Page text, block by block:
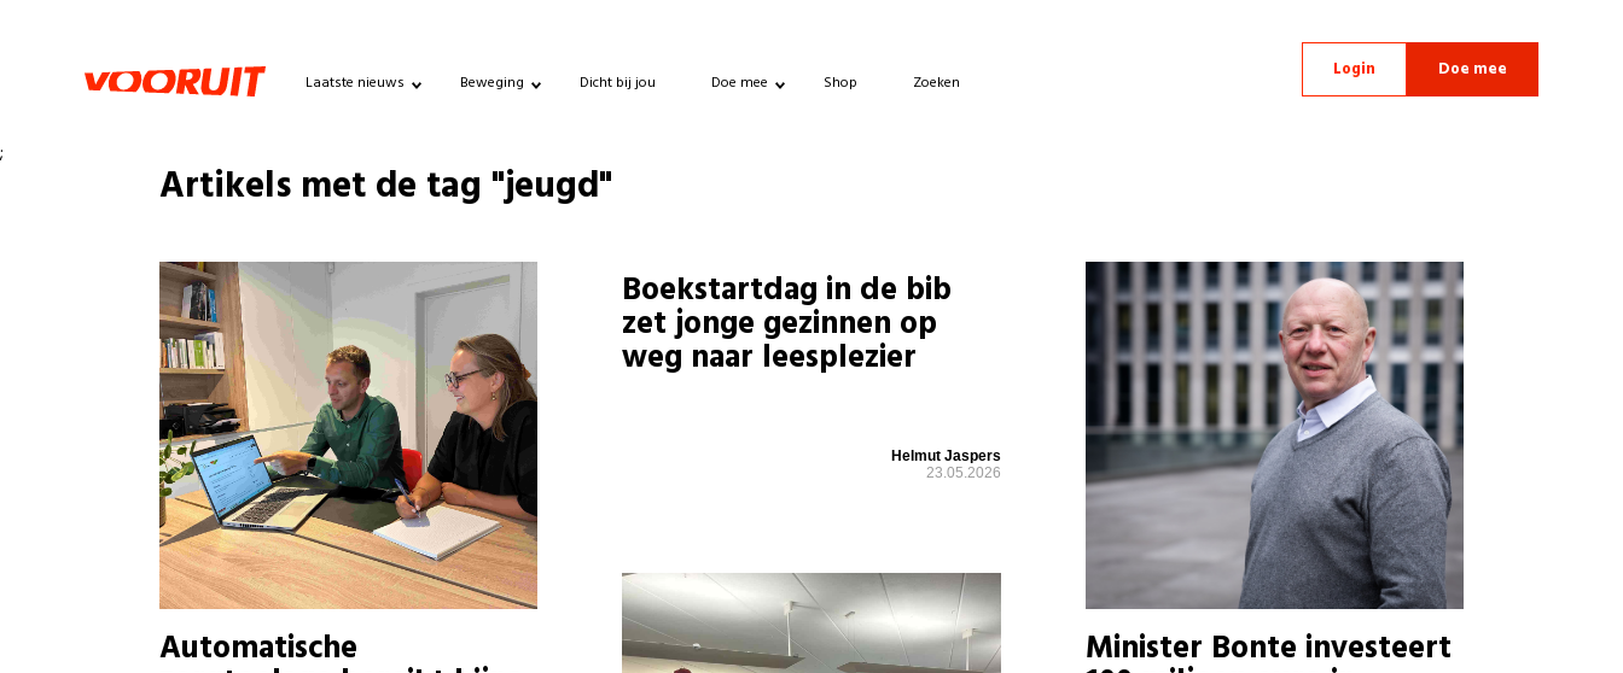
Laatste nieuws Beweging Dicht bij jou Doe mee Shop Zoeken
Login Doe mee
;
Artikels met de tag "jeugd"
Automatische
Boekstartdag in de bib
zet jonge gezinnen op
weg naar leesplezier
Helmut Jaspers
23.05.2026
Minister Bonte investeert